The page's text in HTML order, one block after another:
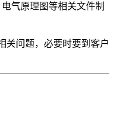
气原理图等相关文件制
关问题，必要时要到客户